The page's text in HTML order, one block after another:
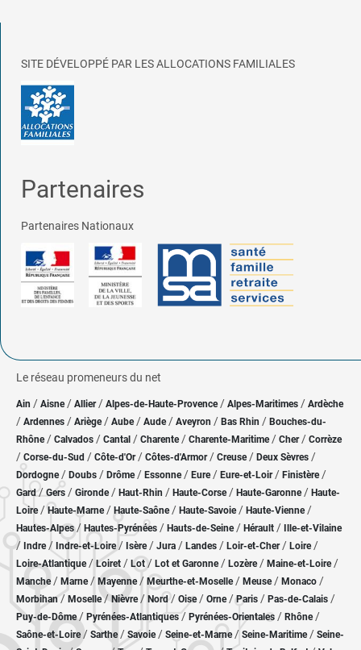
SITE DÉVELOPPÉ PAR LES ALLOCATIONS FAMILIALES
Partenaires
Partenaires Nationaux
Le réseau promeneurs du net
Ain / Aisne/ Allier/ Alpes-de-Haute-Provence / Alpes-Maritimes / Ardèche
/ Ardennes / Ariège/ Aube/ Aude / Aveyron / Bas Rhin / Bouches-du-
Rhône/ Calvados / Cantal / Charente / Charente-Maritime/ Cher / Corrèze
/ Corse-du-Sud / Côte-d'Or / Côtes-d'Armor/ Creuse/ Deux Sèvres /
Dordogne/ Doubs / Drôme/ Essonne / Eure/ Eure-et-Loir / Finistère/
Gard/Gers / Gironde/ Haut-Rhin / Haute-Corse/ Haute-Garonne/ Haute-
Loire/Haute-Marne/ Haute-Saône/ Haute-Savoie/ Haute-Vienne/
Hautes-Alpes/ Hautes-Pyrénées / Hauts-de-Seine/ Hérault / Ille-et-Vilaine
/ Indre/ Indre-et-Loire/ Isère/ Jura / Landes / Loir-et-Cher/ Loire/
Loire-Atlantique/ Loiret / Lot/ Lot et Garonne/ Lozère / Maine-et-Loire/
Manche/ Marne/ Mayenne/ Meurthe-et-Moselle/ Meuse/ Monaco /
Morbihan/ Moselle/ Nièvre / Nord/ Oise / Orne/Paris / Pas-de-Calais /
Puy-de-Dôme/ Pyrénées-Atlantiques / Pyrénées-Orientales / Rhône/
Saône-et-Loire/ Sarthe/ Savoie/ Seine-et-Marne/ Seine-Maritime/ Seine-